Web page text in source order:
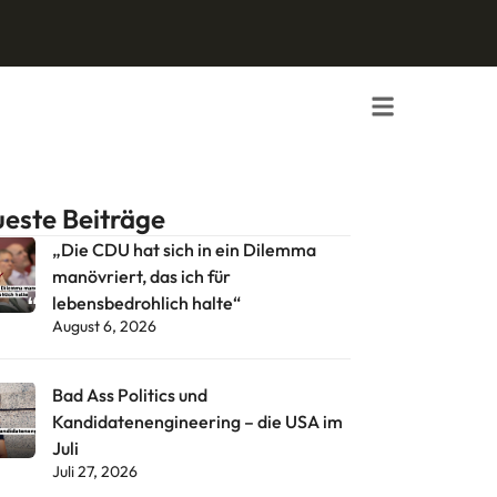
Beiträge
„Die CDU hat sich in ein Dilemma
manövriert, das ich für
lebensbedrohlich halte“
August 6, 2026
Bad Ass Politics und
Kandidatenengineering – die USA im
Juli
Juli 27, 2026